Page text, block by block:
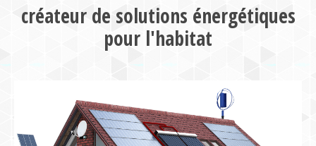
créateur de solutions énergétiques
pour l'habitat